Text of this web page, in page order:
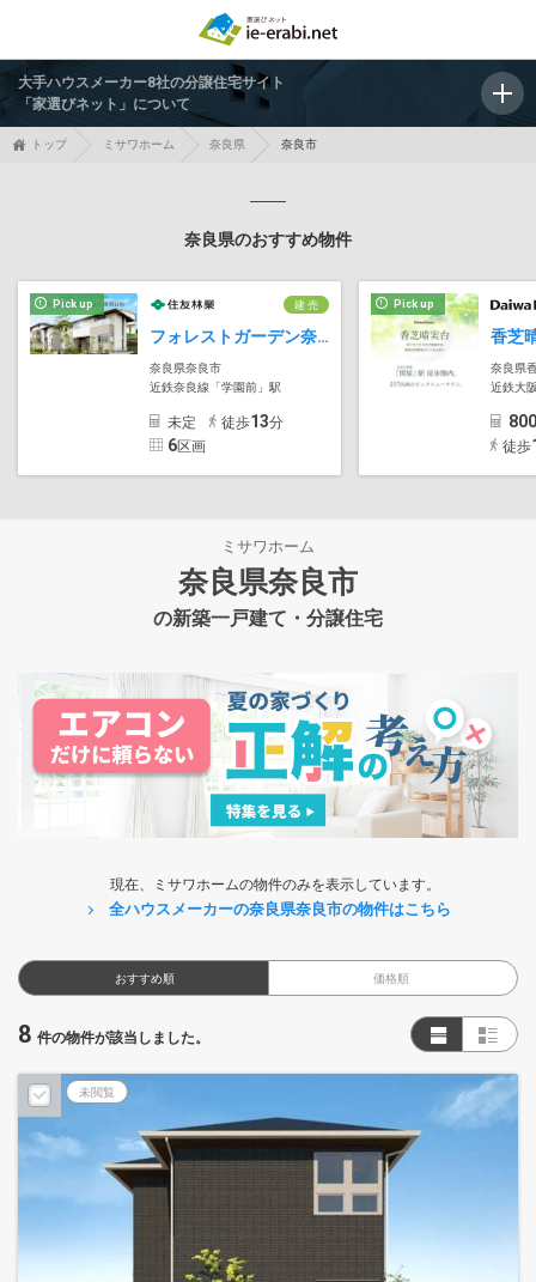
大手ハウスメーカー8社の分譲住宅サイト
「家選びネット」について
トップ ミサワホーム 奈良県 奈良市
奈良県のおすすめ物件
Pick up 建 売
フォレストガーデン奈良学園朝日町
奈良県奈良市
近鉄奈良線「学園前」駅
未定 徒歩13分
6区画
Pick up
奈良県
近鉄大
800
徒歩
ミサワホーム
奈良県奈良市
の新築一戸建て・分譲住宅
現在、ミサワホームの物件のみを表示しています。
全ハウスメーカーの奈良県奈良市の物件はこちら
おすすめ順 価格順
8 件の物件が該当しました。
未閲覧